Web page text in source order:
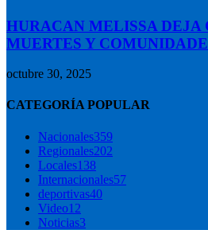
HURACAN MELISSA DEJA
MUERTES Y
octubre 30, 2025
CATEGORÍA POPULAR
Nacionales359
Regionales202
Locales138
Internacionales57
deportivas40
Video12
Noticias3